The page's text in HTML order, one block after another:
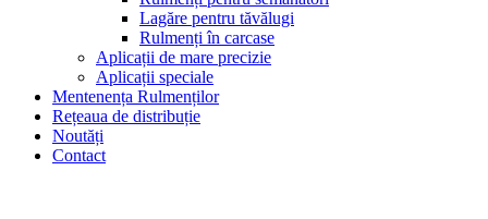
Lagăre pentru tăvălugi
Rulmenți în carcase
Aplicații de mare precizie
Aplicații speciale
Mentenența Rulmenților
Rețeaua de distribuție
Noutăți
Contact